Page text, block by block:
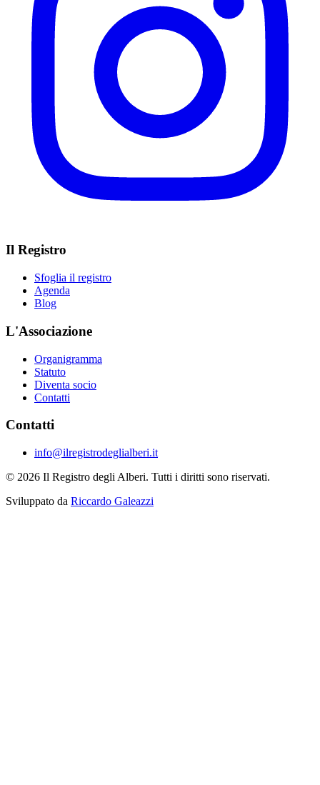
Il Registro
Sfoglia il registro
Agenda
Blog
L'Associazione
Organigramma
Statuto
Diventa socio
Contatti
Contatti
info@ilregistrodeglialberi.it
© 2026 Il Registro degli Alberi. Tutti i diritti sono riservati.
Sviluppato da Riccardo Galeazzi